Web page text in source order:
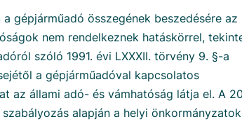
gépjárműadó összegének beszedésére az
nem rendelkeznek hatáskörrel,
szóló 1991. évi LXXXII. törvény 9. §-a
a gépjárműadóval kapcsolatos
az állami adó- és vámhatóság látja el. A
alapján a helyi